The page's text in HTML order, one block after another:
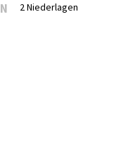
N 2 Niederlagen